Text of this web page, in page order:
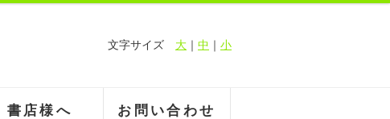
文字サイズ 大 ｜ 中 ｜ 小
書店様へ お問い合わせ